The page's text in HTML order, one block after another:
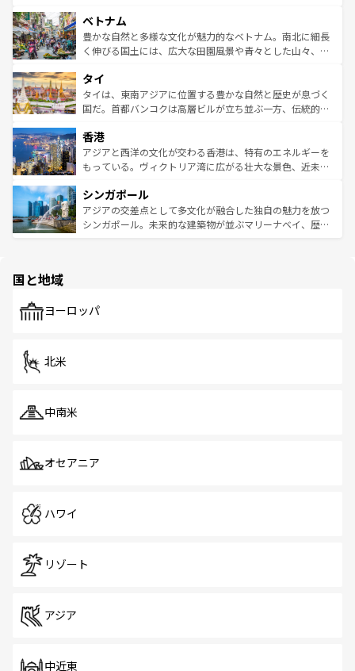
参照してほしい。
容にもいいと評判のスイーツなど、バラエティ豊かな料理
が味わえる。 なお、新着の台湾情報は コンテンツ一覧を参
照してほしい。
き、地方に足を延ばせば四季折々の自然美を楽しむことが
できる。そして、キムチや焼肉、絶品のストリートフード
まで、さまざまな韓国料理が待っている。夜には、韓国な
リティに包まれながら、韓国の多彩な魅力を心ゆくまで味
わってみてほしい。 なお、新着の韓国情報はコンテンツ一
覧を参照してほしい。
ベトナム
豊かな自然と多様な文化が魅力的なベトナム。南北に細長
く伸びる国土には、広大な田園風景や青々とした山々、世
急速な発展と共に伝統が息づく。ハノイの古い町並みやホ
ーチミン市のフランス統治時代の建物も、独特の雰囲気を
醸し出している。また、バラエティの豊かさとおいしさで
とつ。フォーやバインミー、ベトナムコーヒーなどは、ぜ
ひ現地で味わいたい。どの地域を訪れてもあたたかい人々
が旅行者を迎えてくれるので、きっと忘れられない旅にな
参照してほしい。
タイ
タイは、東南アジアに位置する豊かな自然と歴史が息づく
国だ。首都バンコクは高層ビルが立ち並ぶ一方、伝統的な
の活気が交差している。北部ではチェンマイなどの山岳地
帯で自然と触れ合い、南部ではプーケットやクラビの美し
いビーチでリゾート気分を楽しむことができる。タイ料理
激する。気候は一年中温暖で、どの季節にも異なる楽しみ
が待っている。親しみやすいタイの人々、仏教を中心とし
た文化、そして多様な観光資源が、訪れる旅人を魅了し続
香港
アジアと西洋の文化が交わる香港は、特有のエネルギーを
もっている。ヴィクトリア湾に広がる壮大な景色、近未来
み、どこを訪れても感動するはず。観光スポットが密集し
ており、効率よく見どころを回れるのも魅力。息をのむよ
うな絶景から文化的な体験まで、香港を存分に楽しみ尽く
シンガポール
アジアの交差点として多文化が融合した独自の魅力を放つ
シンガポール。未来的な建築物が並ぶマリーナベイ、歴史
で、ホーカーズは地元の風情を楽しめる外せないスポット
国と地域
ヨーロッパ
北米
中南米
オセアニア
ハワイ
リゾート
アジア
中近東